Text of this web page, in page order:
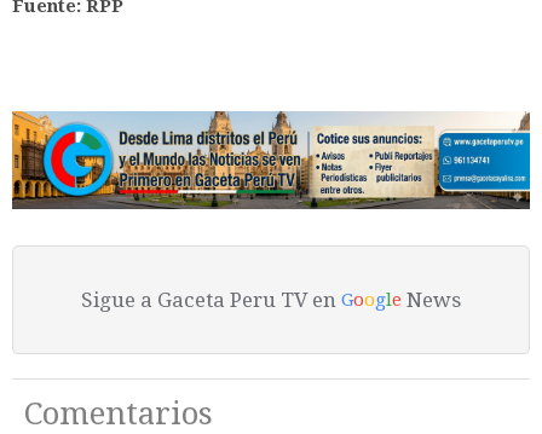
Fuente: RPP
Sigue a Gaceta Peru TV en Google News
Comentarios